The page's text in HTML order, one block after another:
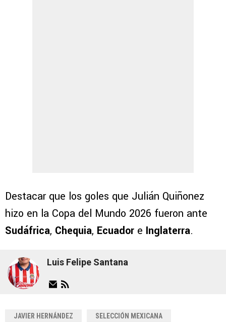
Destacar que los goles que Julián Quiñonez
hizo en la Copa del Mundo 2026 fueron ante
Sudáfrica, Chequia, Ecuador e Inglaterra.
Luis Felipe Santana
JAVIER HERNÁNDEZ SELECCIÓN MEXICANA